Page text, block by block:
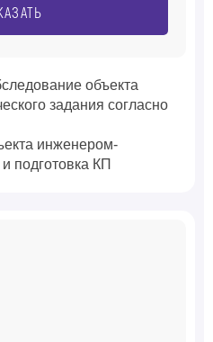
объекта
задания согласно
инженером-
подготовка КП